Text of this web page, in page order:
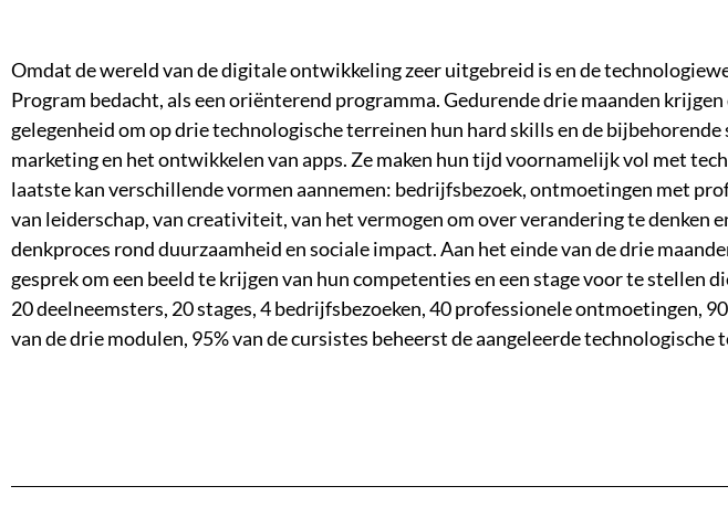
Omdat de wereld van de digitale ontwikkeling zeer uitgebreid is en de
Program bedacht, als een oriënterend programma. Gedurende drie maanden
gelegenheid om op drie technologische terreinen hun hard skills en de
marketing en het ontwikkelen van apps. Ze maken hun tijd voornamelijk vol met
laatste kan verschillende vormen aannemen: bedrijfsbezoek, ontmoetingen met
van leiderschap, van creativiteit, van het vermogen om over verandering te denken
denkproces rond duurzaamheid en sociale impact. Aan het einde van de drie
gesprek om een beeld te krijgen van hun competenties en een stage voor te
20 deelneemsters, 20 stages, 4 bedrijfsbezoeken, 40 professionele ontmoetingen,
van de drie modulen, 95% van de cursistes beheerst de aangeleerde technologische